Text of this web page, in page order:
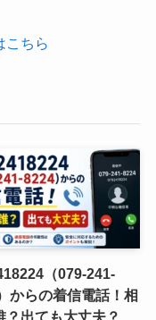
こちら
（079-241-
からの着信電話！相
？出ても大丈夫？